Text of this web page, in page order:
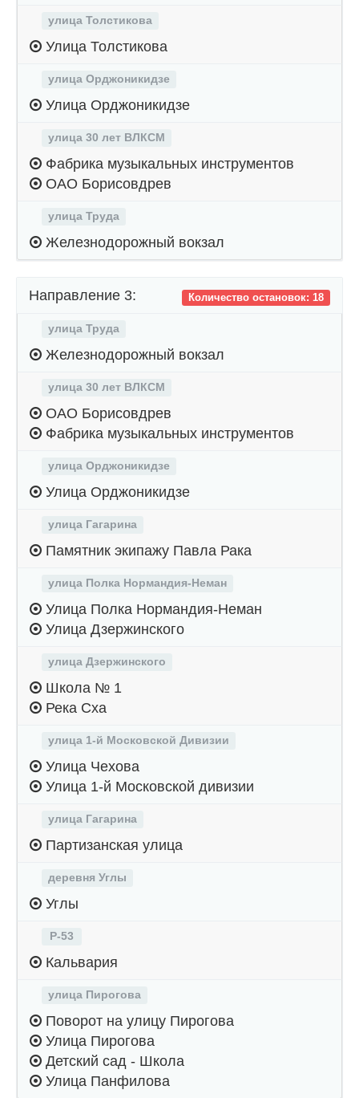
улица Толстикова
Улица Толстикова
улица Орджоникидзе
Улица Орджоникидзе
улица 30 лет ВЛКСМ
Фабрика музыкальных инструментов
ОАО Борисовдрев
улица Труда
Железнодорожный вокзал
Количество остановок: 18
Направление 3:
улица Труда
Железнодорожный вокзал
улица 30 лет ВЛКСМ
ОАО Борисовдрев
Фабрика музыкальных инструментов
улица Орджоникидзе
Улица Орджоникидзе
улица Гагарина
Памятник экипажу Павла Рака
улица Полка Нормандия-Неман
Улица Полка Нормандия-Неман
Улица Дзержинского
улица Дзержинского
Школа № 1
Река Сха
улица 1-й Московской Дивизии
Улица Чехова
Улица 1-й Московской дивизии
улица Гагарина
Партизанская улица
деревня Углы
Углы
Р-53
Кальвария
улица Пирогова
Поворот на улицу Пирогова
Улица Пирогова
Детский сад - Школа
Улица Панфилова